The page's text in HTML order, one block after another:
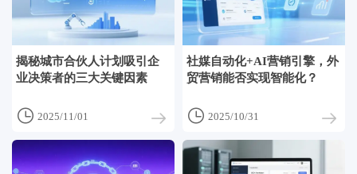
揭秘城市合伙人计划吸引企
业决策者的三大关键因素
 2025/11/01
社媒自动化+AI营销引擎，外
贸营销能否实现智能化？
 2025/10/31